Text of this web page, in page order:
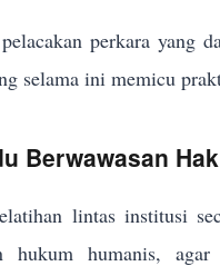
perkara yang
selama ini memicu
Berwawasan
lintas institusi
hukum humanis,